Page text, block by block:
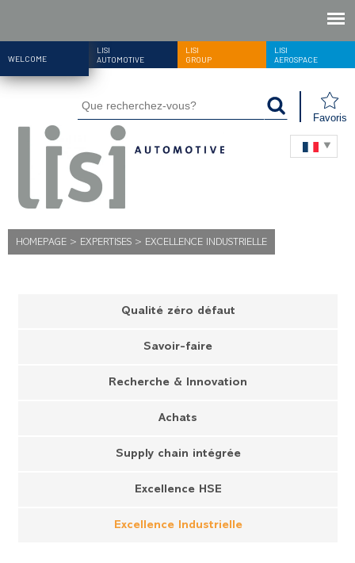
WELCOME
LISI
AUTOMOTIVE
LISI
GROUP
LISI
AEROSPACE
Favoris
HOMEPAGE > EXPERTISES > EXCELLENCE INDUSTRIELLE
Qualité zéro défaut
Savoir-faire
Recherche & Innovation
Achats
Supply chain intégrée
Excellence HSE
Excellence Industrielle